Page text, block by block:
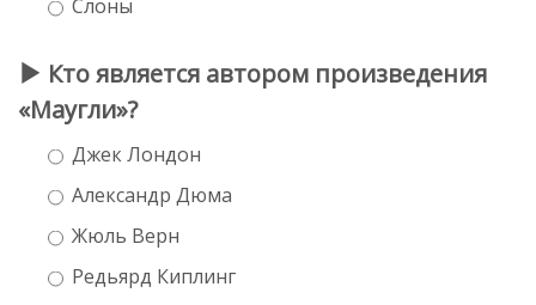
Слоны
Кто является автором произведения
«Маугли»?
Джек Лондон
Александр Дюма
Жюль Верн
Редьярд Киплинг